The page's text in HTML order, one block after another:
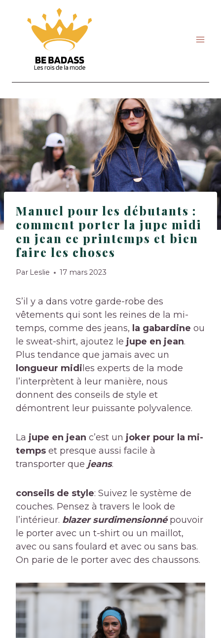
content
Manuel pour les débutants :
comment porter la jupe midi
en jean ce printemps et bien
faire les choses
Par Leslie 17 mars 2023
S’il y a dans votre garde-robe des
vêtements qui sont les reines de la mi-
temps, comme des jeans, la gabardine ou
le sweat-shirt, ajoutez le jupe en jean.
Plus tendance que jamais avec un
longueur midi les experts de la mode
l’interprètent à leur manière, nous
donnent des conseils de style et
démontrent leur puissante polyvalence.
La jupe en jean c’est un joker pour la mi-
temps et presque aussi facile à
transporter que jeans.
conseils de style: Suivez le système de
couches. Pensez à travers le look de
l’intérieur. blazer surdimensionnépouvoir
le porter avec un t-shirt ou un maillot,
avec ou sans foulard et avec ou sans bas.
On parie de le porter avec des chaussons.